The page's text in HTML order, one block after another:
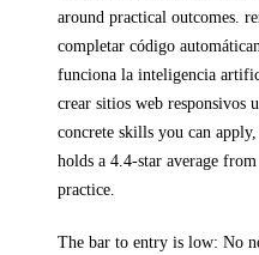
around practical outcomes.
completar código
funciona la inteligencia
crear sitios web responsivos
concrete skills you can
holds a 4.4-star average
practice.
The bar to entry is low: No